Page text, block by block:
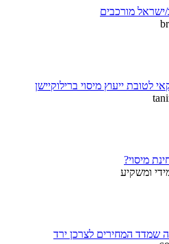
ישראל מורכבים
לטובת ייעוץ מיסוי ברילוקיישן
מיסוי?
ומשקיע
שמדד המחירים לצרכן ירד